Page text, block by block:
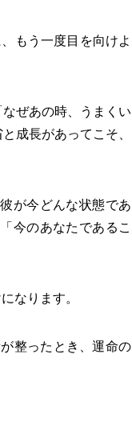
もう一度目を向けよ
ぜあの時、うまくい
成長があってこそ、
が今どんな状態であ
今のあなたであるこ
なります。
整ったとき、運命の